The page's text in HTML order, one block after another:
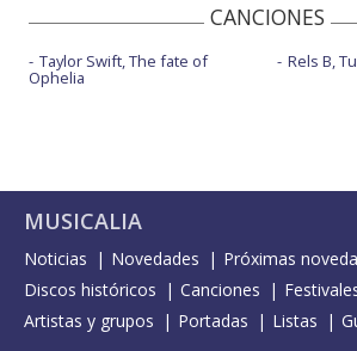
CANCIONES
Taylor Swift, The fate of
Ophelia
Rels B,
MUSICALIA
Noticias Novedades
Próximas
Discos históricos
Canciones
Artistas y grupos
Portadas Listas